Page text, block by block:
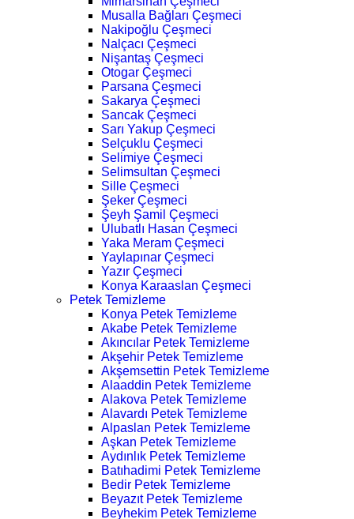
Musalla Bağları Çeşmeci
Nakipoğlu Çeşmeci
Nalçacı Çeşmeci
Nişantaş Çeşmeci
Otogar Çeşmeci
Parsana Çeşmeci
Sakarya Çeşmeci
Sancak Çeşmeci
Sarı Yakup Çeşmeci
Selçuklu Çeşmeci
Selimiye Çeşmeci
Selimsultan Çeşmeci
Sille Çeşmeci
Şeker Çeşmeci
Şeyh Şamil Çeşmeci
Ulubatlı Hasan Çeşmeci
Yaka Meram Çeşmeci
Yaylapınar Çeşmeci
Yazır Çeşmeci
Konya Karaaslan Çeşmeci
Petek Temizleme
Konya Petek Temizleme
Akabe Petek Temizleme
Akıncılar Petek Temizleme
Akşehir Petek Temizleme
Akşemsettin Petek Temizleme
Alaaddin Petek Temizleme
Alakova Petek Temizleme
Alavardı Petek Temizleme
Alpaslan Petek Temizleme
Aşkan Petek Temizleme
Aydınlık Petek Temizleme
Batıhadimi Petek Temizleme
Bedir Petek Temizleme
Beyazıt Petek Temizleme
Beyhekim Petek Temizleme